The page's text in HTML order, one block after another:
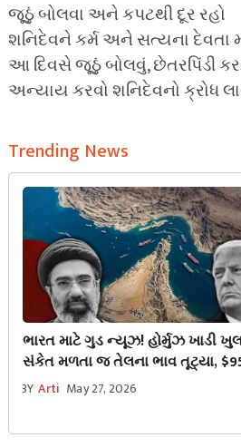
જૂઠું બોલવા અને કપટથી દૂર રહો
શનિદેવને કર્મ અને સત્યના દેવતા
આ દિવસે જૂઠું બોલવું, છેતરપિંડી
અન્યાય કરવો શનિદેવનો ક્રોધ
Trending News
ભારત માટે ગુડ ન્યૂઝ! હોર્મુઝ ખાડી
સંકેત મળતા જ તેલના ભાવ તૂટ્યા,
નીચે પહોંચ્યું બ્રેન્ટ ક્રૂડ
BY Arti May 27, 2026